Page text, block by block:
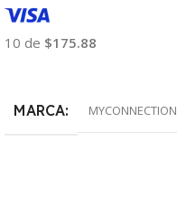
10 de $175.88
MARCA MYCONNECTION